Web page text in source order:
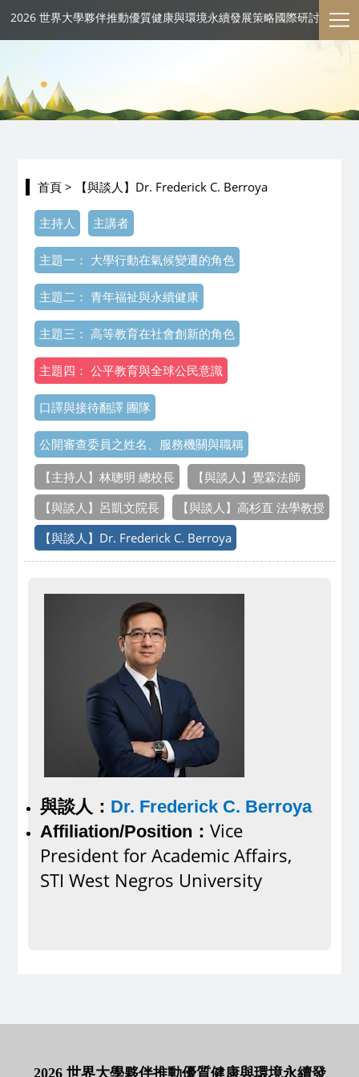
2026 世界大學夥伴推動優質健康與環境永續發展策略國際研討會
首頁 > 【與談人】Dr. Frederick C. Berroya
主持人 主講者
主題一： 大學行動在氣候變遷的角色
主題二： 青年福祉與永續健康
主題三： 高等教育在社會創新的角色
主題四： 公平教育與全球公民意識
口譯與接待翻譯 團隊
公開審查委員之姓名、服務機關與職稱
【主持人】林聰明 總校長
【與談人】覺霖法師
【與談人】呂凱文院長
【與談人】高杉直 法學教授
【與談人】Dr. Frederick C. Berroya
與談人： Dr. Frederick C. Berroya
Affiliation/Position：Vice
President for Academic Affairs,
STI West Negros University
2026 世界大學夥伴推動優質健康與環境永續發